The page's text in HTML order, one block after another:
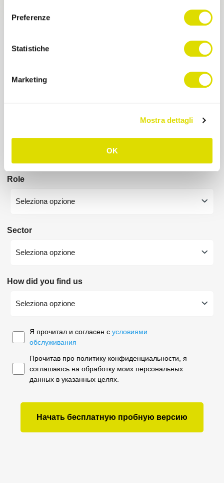
Preferenze
Statistiche
Marketing
Mostra dettagli
OK
Город
Role
Seleziona opzione
Sector
Seleziona opzione
How did you find us
Seleziona opzione
Я прочитал и согласен с условиями
обслуживания
Прочитав про политику конфиденциальности, я
соглашаюсь на обработку моих персональных
данных в указанных целях.